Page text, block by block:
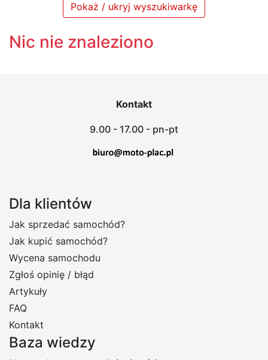
Pokaż / ukryj wyszukiwarkę
Nic nie znaleziono
Kontakt
9.00 - 17.00 - pn-pt
Dla klientów
Jak sprzedać samochód?
Jak kupić samochód?
Wycena samochodu
Zgłoś opinię / błąd
Artykuły
FAQ
Kontakt
Baza wiedzy